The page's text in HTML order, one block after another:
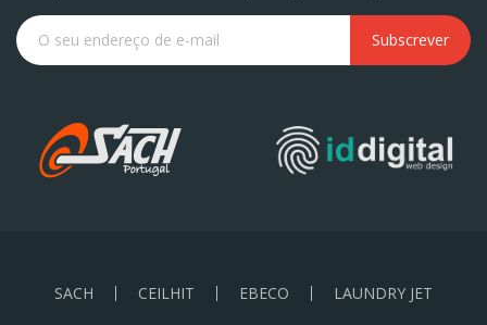
Subscrever
SACH CEILHIT EBECO LAUNDRY JET